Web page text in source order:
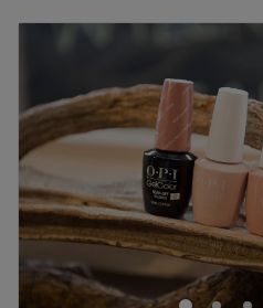
Dienstag
Donnerstag
Freitag
Samstag
Im Studio Miss Beauty
Programm. Hier dreht sich
Behandlungen, die zu einem
perfekten Konturen beitragen.